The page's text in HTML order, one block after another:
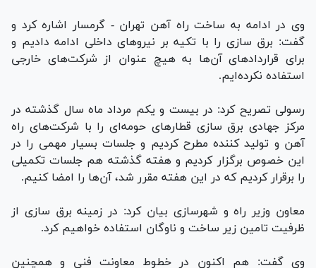
وی در ادامه به ساخت راه آهن تهران - گرمسار اشاره کرد و
گفت: برق سازی را با تکیه بر نیرو‌های داخلی ادامه دادیم و
برای قرارداد‌های آن‌ها به هیچ عنوان از شرکت‌های خارجی
استفاده نکرده‌ایم.
رسولی تصریح کرد: در بیست و یکم مرداد ماه سال گذشته در
مرکز جهادی برق سازی قطار‌های حومه‌ای را با شرکت‌های راه
آهن و تولید کننده مطرح کردیم و جلسات بسیار مهمی را در
این خصوص برگزار کردیم و هفته گذشته هم جلسات تکمیلی
را برقرار کردیم که در این هفته مقرر شد، آن‌ها را امضا کنیم.
معاون وزیر راه و شهرسازی بیان کرد: در زمینه برق سازی از
ظرفیت تامین زیر ساخت و ناوگان استفاده خواهیم کرد.
وی گفت: هم اکنون در خطوط معاونت فنی و همچنین